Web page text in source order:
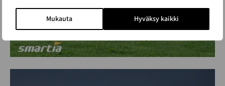
Mukauta Hyväksy kaikki